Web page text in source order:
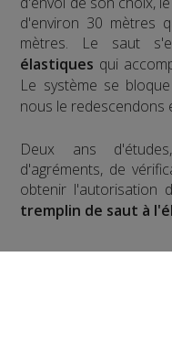
d'environ 30 mètres
mètres. Le saut
élastiques qui
Le système se
nous le redescendons
​Deux ans
d'agréments, de
obtenir l'autorisation
tremplin de saut à